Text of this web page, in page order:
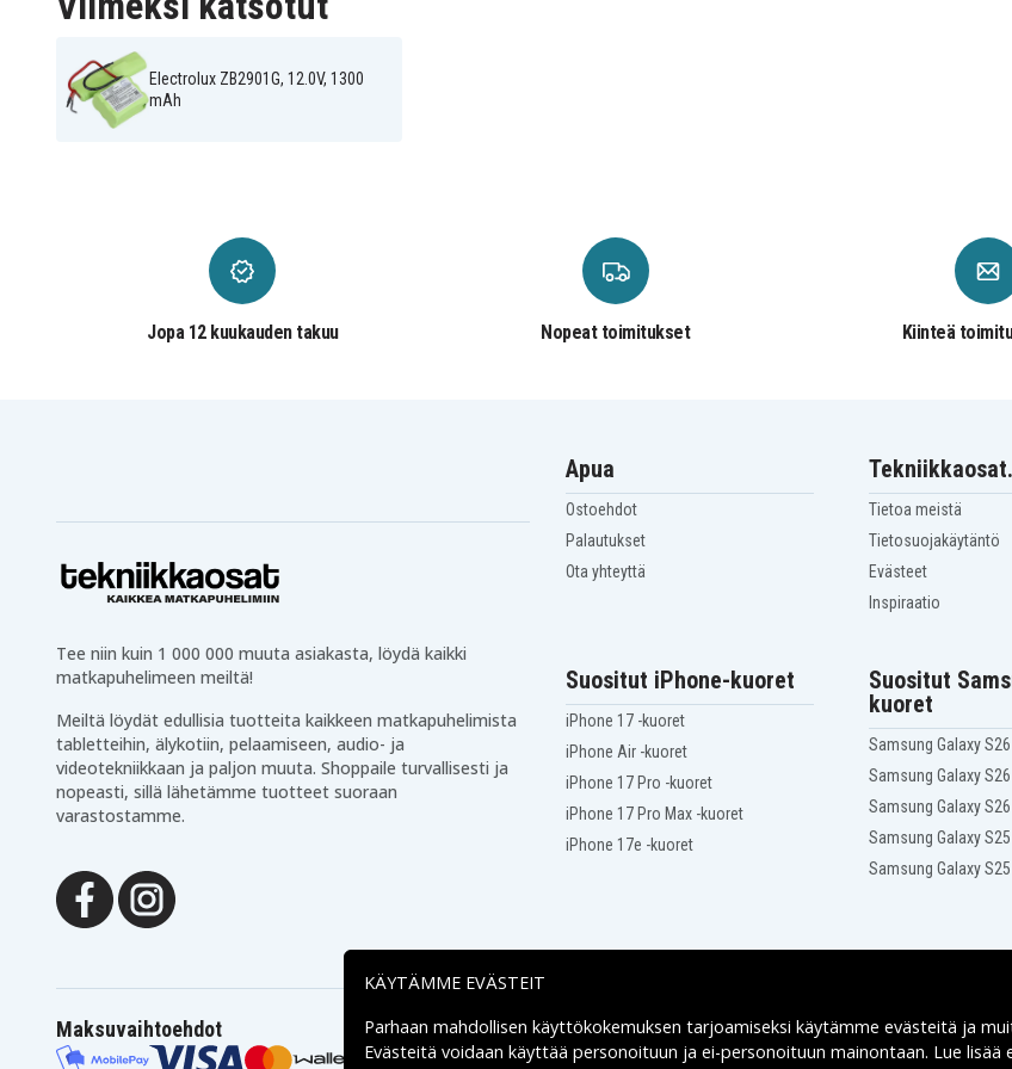
Electrolux ZB2901G, 12.0V, 1300
mAh
Jopa 12 kuukauden takuu Nopeat toimitukset Kiinteä
Tee niin kuin 1 000 000 muuta asiakasta, löydä kaikki
matkapuhelimeen meiltä!
Meiltä löydät edullisia tuotteita kaikkeen matkapuhelimista
tabletteihin, älykotiin, pelaamiseen, audio- ja
videotekniikkaan ja paljon muuta. Shoppaile turvallisesti ja
nopeasti, sillä lähetämme tuotteet suoraan
varastostamme.
Apua
Ostoehdot
Palautukset
Ota yhteyttä
Tietoa meistä
Tietosuojakäytäntö
Evästeet
Inspiraatio
Suositut iPhone-kuoret
iPhone 17 -kuoret
iPhone Air -kuoret
iPhone 17 Pro -kuoret
iPhone 17 Pro Max -kuoret
iPhone 17e -kuoret
Suositut
kuoret
Samsung Galaxy
Samsung Galaxy
Samsung Galaxy
Samsung Galaxy
Samsung Galaxy
Maksuvaihtoehdot Toimitusvaihtoehdot
KÄYTÄMME EVÄSTEIT
Parhaan mahdollisen käyttökokemuksen tarjoamiseksi käytämme evästeitä ja
Evästeitä voidaan käyttää personoituun ja ei-personoituun mainontaan. Lue lisää